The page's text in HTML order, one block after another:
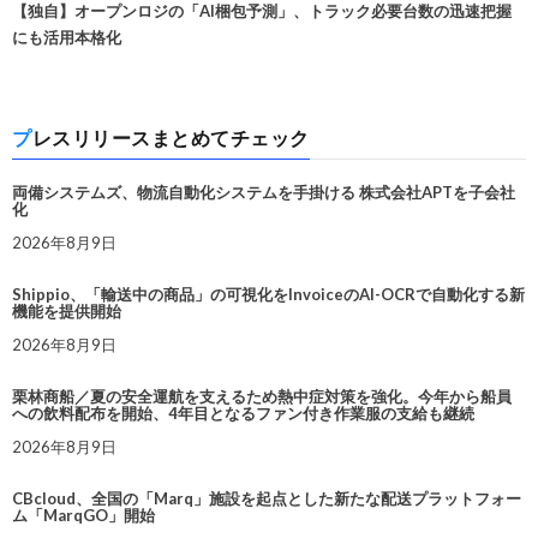
【独自】オープンロジの「AI梱包予測」、トラック必要台数の迅速把握
にも活用本格化
プレスリリースまとめてチェック
両備システムズ、物流自動化システムを手掛ける 株式会社APTを子会社
化
2026年8月9日
Shippio、「輸送中の商品」の可視化をInvoiceのAI-OCRで自動化する新
機能を提供開始
2026年8月9日
栗林商船／夏の安全運航を支えるため熱中症対策を強化。今年から船員
への飲料配布を開始、4年目となるファン付き作業服の支給も継続
2026年8月9日
CBcloud、全国の「Marq」施設を起点とした新たな配送プラットフォー
ム「MarqGO」開始